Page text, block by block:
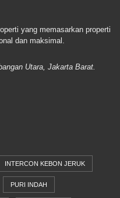
yang memasarkan properti
dan maksimal.
Utara, Jakarta Barat.
INTERCON KEBON JERUK
PURI INDAH